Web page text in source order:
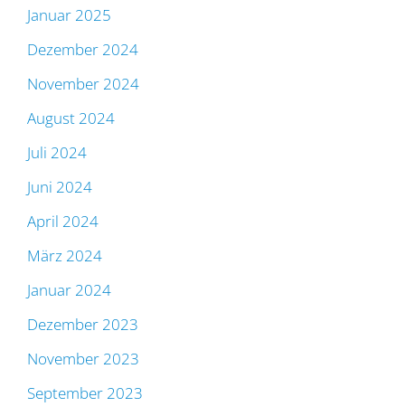
Januar 2025
Dezember 2024
November 2024
August 2024
Juli 2024
Juni 2024
April 2024
März 2024
Januar 2024
Dezember 2023
November 2023
September 2023